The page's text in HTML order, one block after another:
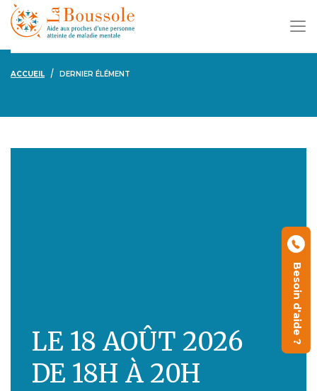
Besoin d'aide ?
ACCUEIL DERNIER ÉLÉMENT
LE 18 AOÛT 2026
DE 18H À 20H